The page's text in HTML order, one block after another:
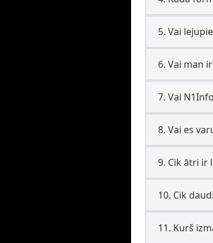
5. Vai
6. Vai man
7. Vai
8. Vai es
9. Cik ātri ir
10. Cik
11. Kurš